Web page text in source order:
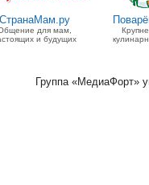
СтранаМам.ру
для мам,
и будущих
Группа «МедиаФорт»